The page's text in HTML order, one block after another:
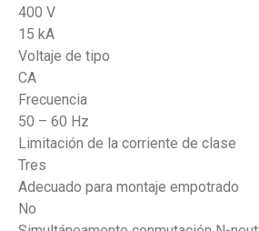
400 V
15 kA
Voltaje de tipo
CA
Frecuencia
50 – 60 Hz
Limitación de la corriente de clase
Tres
Adecuado para montaje empotrado
No